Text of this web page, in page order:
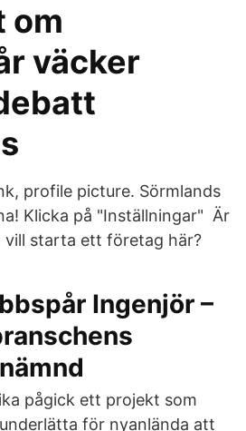
om
väcker
profile picture. Sörmlands
Klicka på "Inställningar" Är
vill starta ett företag här?
Ingenjör –
pågick ett projekt som
för nyanlända att